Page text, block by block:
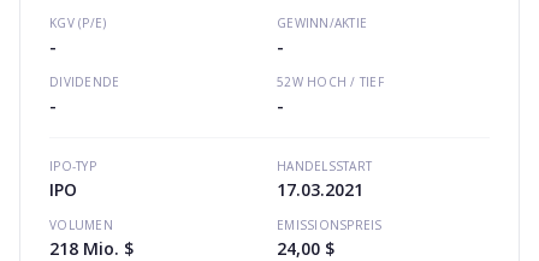
KGV (P/E)
-
GEWINN/AKTIE
-
DIVIDENDE
-
52W HOCH / TIEF
-
IPO-TYP
IPO
HANDELSSTART
17.03.2021
VOLUMEN
218 Mio. $
EMISSIONSPREIS
24,00 $